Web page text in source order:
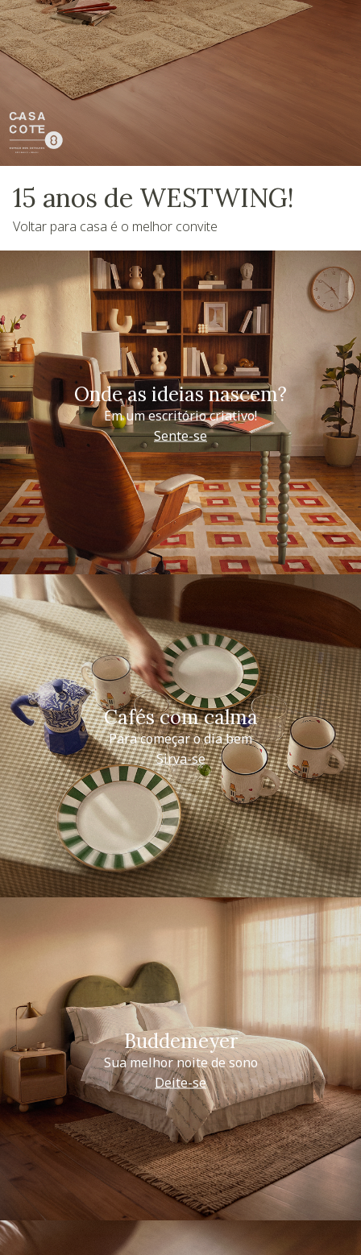
15 anos de WESTWING!
Voltar para casa é o melhor convite
Onde as ideias nascem?
Em um escritório criativo!
Sente-se
Cafés com calma
Para começar o dia bem
Sirva-se
Buddemeyer
Sua melhor noite de sono
Deite-se